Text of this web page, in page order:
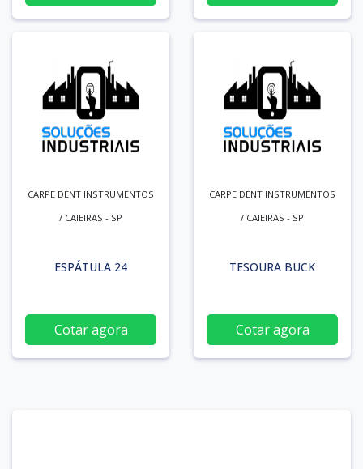
CARPE DENT INSTRUMENTOS
/ CAIEIRAS - SP
ESPÁTULA 24
Cotar agora
CARPE DENT INSTRUMENTOS
/ CAIEIRAS - SP
TESOURA BUCK
Cotar agora